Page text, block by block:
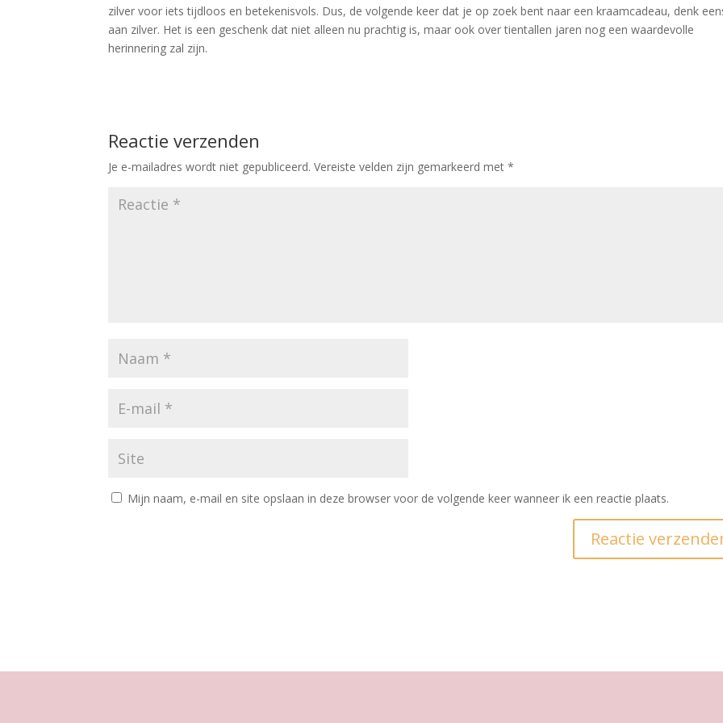
zilver voor iets tijdloos en betekenisvols. Dus, de volgende keer dat je op zoek bent naar een kraamcadeau, denk
aan zilver. Het is een geschenk dat niet alleen nu prachtig is, maar ook over tientallen jaren nog een waardevolle
herinnering zal zijn.
Reactie verzenden
Je e-mailadres wordt niet gepubliceerd. Vereiste velden zijn gemarkeerd met*
Mijn naam, e-mail en site opslaan in deze browser voor de volgende keer wanneer ik een reactie plaats.